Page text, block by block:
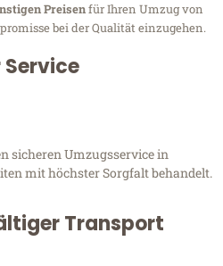
Preisenfür Ihren Umzug von
bei der Qualität einzugehen.
Service
sicheren Umzugsservice in
mit höchster Sorgfalt behandelt.
Transport